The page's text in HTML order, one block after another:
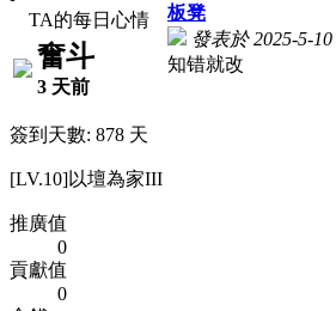
TA的每日心情
奮斗
3 天前
簽到天數: 878 天
[LV.10]以壇為家III
推廣值
0
貢獻值
0
板凳
發表於 2025-5-
知错就改